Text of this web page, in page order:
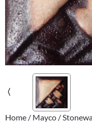
Home / Mayco /